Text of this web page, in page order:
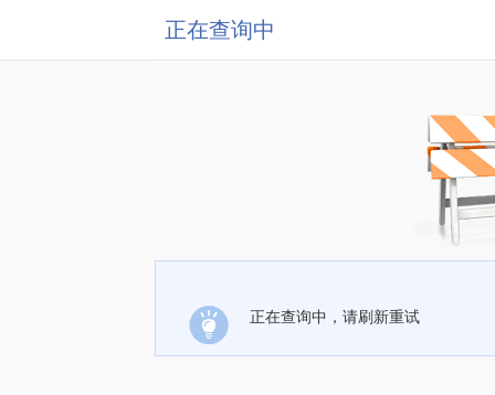
正在查询中
正在查询中，请刷新重试